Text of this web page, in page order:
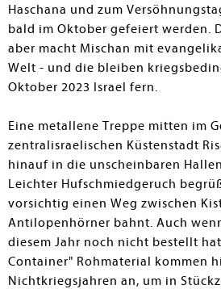
Haschana und zum
bald im Oktober gefeiert werden.
aber macht Mischan mit
Welt - und die bleiben
Oktober 2023 Israel fern.
Eine metallene Treppe mitten im
zentralisraelischen Küstenstadt
hinauf in die unscheinbaren
Leichter Hufschmiedgeruch
vorsichtig einen Weg zwischen
Antilopenhörner bahnt. Auch
diesem Jahr noch nicht bestellt
Container" Rohmaterial kommen
Nichtkriegsjahren an, um in